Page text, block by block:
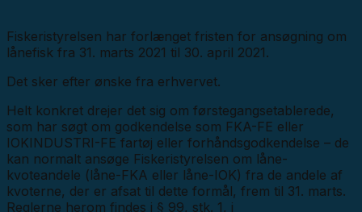
Fiskeristyrelsen har forlænget fristen for ansøgning om
lånefisk fra 31. marts 2021 til 30. april 2021.
Det sker efter ønske fra erhvervet.
Helt konkret drejer det sig om førstegangsetablerede,
som har søgt om godkendelse som FKA-FE eller
IOKINDUSTRI-FE fartøj eller forhåndsgodkendelse – de
kan normalt ansøge Fiskeristyrelsen om låne-
kvoteandele (låne-FKA eller låne-IOK) fra de andele af
kvoterne, der er afsat til dette formål, frem til 31. marts.
Reglerne herom findes i § 99, stk. 1, i